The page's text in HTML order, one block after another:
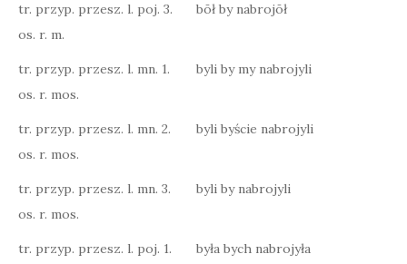
tr. przyp. przesz. l. poj. 3.
os. r. m.
bōł by nabrojōł
tr. przyp. przesz. l. mn. 1.
os. r. mos.
byli by my nabrojyli
tr. przyp. przesz. l. mn. 2.
os. r. mos.
byli byście nabrojyli
tr. przyp. przesz. l. mn. 3.
os. r. mos.
byli by nabrojyli
tr. przyp. przesz. l. poj. 1.
była bych nabrojyła